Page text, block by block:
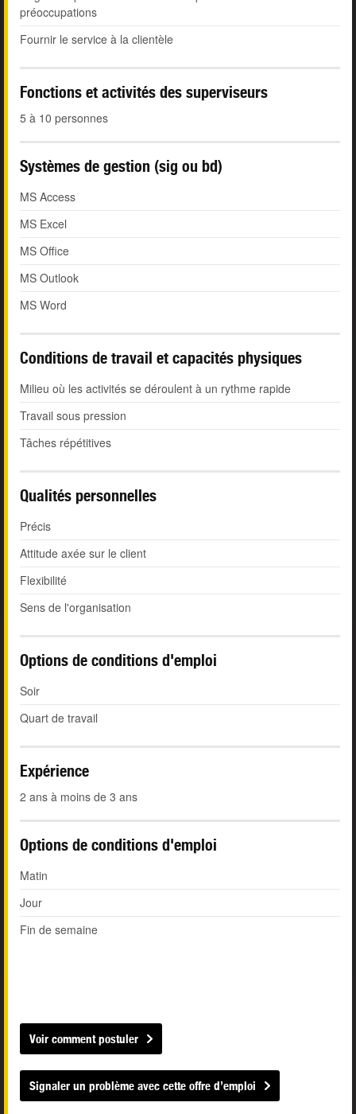
préoccupations
Fournir le service à la clientèle
Fonctions et activités des superviseurs
5 à 10 personnes
Systèmes de gestion (sig ou bd)
MS Access
MS Excel
MS Office
MS Outlook
MS Word
Conditions de travail et capacités physiques
Milieu où les activités se déroulent à un rythme rapide
Travail sous pression
Tâches répétitives
Qualités personnelles
Précis
Attitude axée sur le client
Flexibilité
Sens de l'organisation
Options de conditions d'emploi
Soir
Quart de travail
Expérience
2 ans à moins de 3 ans
Options de conditions d'emploi
Matin
Jour
Fin de semaine
Voir comment postuler
Signaler un problème avec cette offre d’emploi